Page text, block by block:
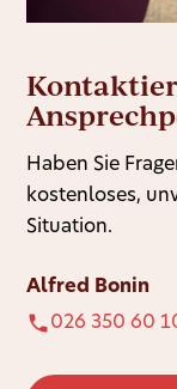
Haben Sie
kostenloses,
Situation.
Alfred Bonin
026 350 60